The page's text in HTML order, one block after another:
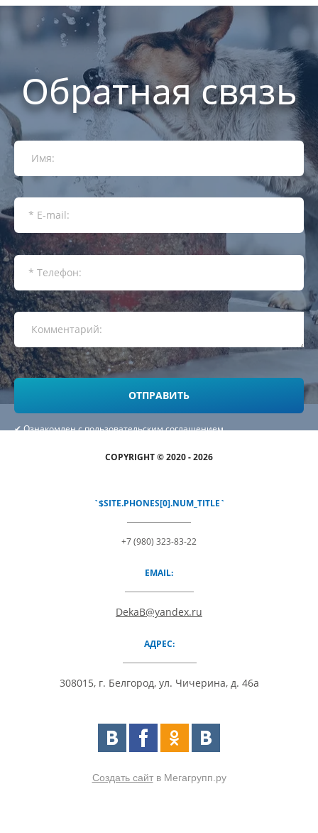
Обратная связь
ОТПРАВИТЬ
✔Ознакомлен с пользовательским соглашением
COPYRIGHT © 2020 - 2026
`$SITE.PHONES[0].NUM_TITLE`
+7 (980) 323-83-22
EMAIL:
DekaB@yandex.ru
АДРЕС:
308015, г. Белгород, ул. Чичерина, д. 46а
Создать сайтв Мегагрупп.ру